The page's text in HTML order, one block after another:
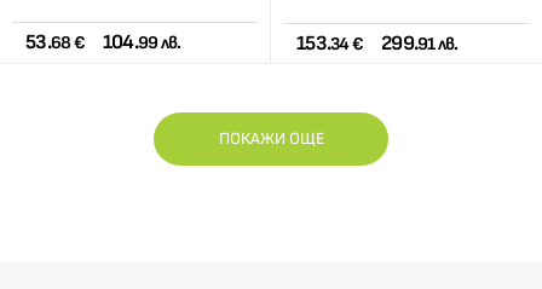
53.68 € 104.99 лв. 153.34 € 299.91 лв.
ПОКАЖИ ОЩЕ